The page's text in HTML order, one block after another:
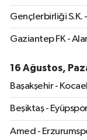
Gençlerbirliği S.K.
Gaziantep FK -
16 Ağustos,
Başakşehir -
Beşiktaş -
Amed -